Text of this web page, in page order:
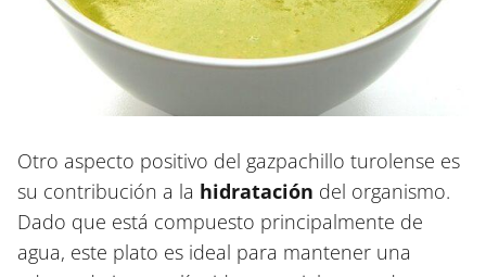
Otro aspecto positivo del gazpachillo turolense es
su contribución a la hidratación del organismo.
Dado que está compuesto principalmente de
agua, este plato es ideal para mantener una